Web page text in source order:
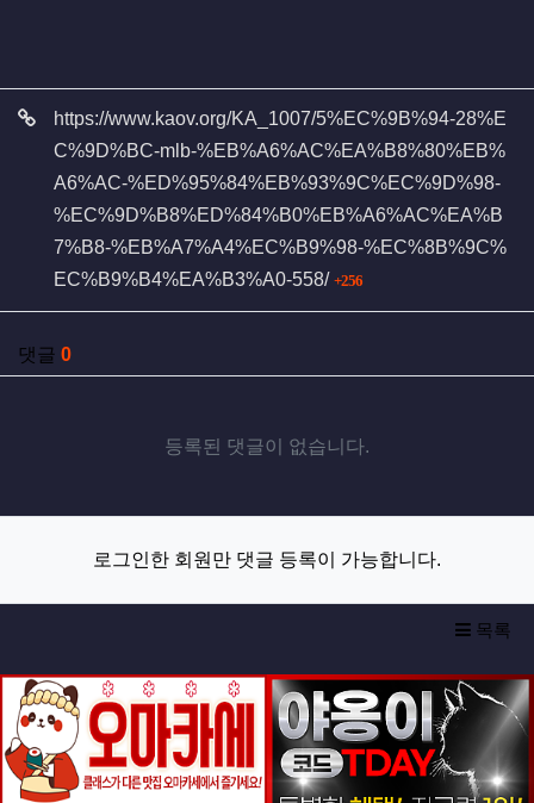
관련자료https://www.kaov.org/KA_1007/5%EC%9B%94-28%E
C%9D%BC-mlb-%EB%A6%AC%EA%B8%80%EB%
A6%AC-%ED%95%84%EB%93%9C%EC%9D%98-
%EC%9D%B8%ED%84%B0%EB%A6%AC%EA%B
7%B8-%EB%A7%A4%EC%B9%98-%EC%8B%9C%
EC%B9%B4%EA%B3%A0-558/
256회 연결
댓글 0
등록된 댓글이 없습니다.
로그인한 회원만 댓글 등록이 가능합니다.
목록